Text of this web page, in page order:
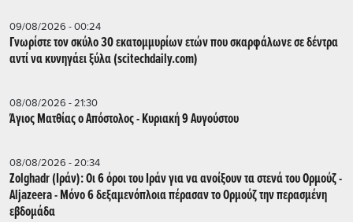
09/08/2026 - 00:24
Γνωρίστε τον σκύλο 30 εκατομμυρίων ετών που σκαρφάλωνε σε δέντρα
αντί να κυνηγάει ξύλα (scitechdaily.com)
08/08/2026 - 21:30
Άγιος Ματθίας ο Απόστολος - Κυριακή 9 Αυγούστου
08/08/2026 - 20:34
Zolghadr (Ιράν): Οι 6 όροι του Ιράν για να ανοίξουν τα στενά του Ορμούζ -
Aljazeera - Mόνο 6 δεξαμενόπλοια πέρασαν το Ορμούζ την περασμένη
εβδομάδα